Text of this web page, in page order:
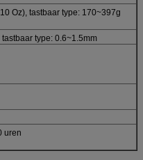
Oz), tastbaar type: 170~397g
type: 0.6~1.5mm
uren